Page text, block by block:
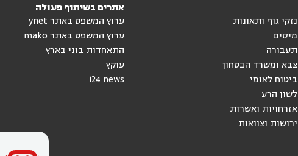
נזקי גוף ותאונות
מיסים
תעבורה
צבא ומשרד הבטחון
ביטוח לאומי
לשון הרע
אזרחויות ואשרות
ירושות וצוואות
אתרים בשיתוף פעולה
ערוץ המשפט באתר ynet
ערוץ המשפט באתר mako
התאחדות בוני בארץ
עוקץ
i24 news